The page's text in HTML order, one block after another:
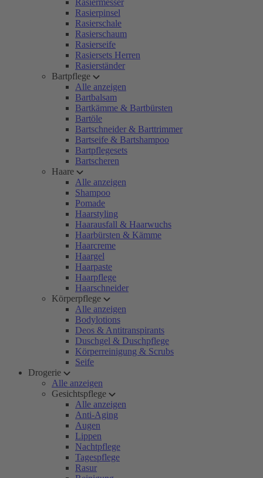
Rasiermesser
Rasierpinsel
Rasierschale
Rasierschaum
Rasierseife
Rasiersets Herren
Rasierständer
Bartpflege
Alle anzeigen
Bartbalsam
Bartkämme & Bartbürsten
Bartöle
Bartschneider & Barttrimmer
Bartseife & Bartshampoo
Bartpflegesets
Bartscheren
Haare
Alle anzeigen
Shampoo
Pomade
Haarstyling
Haarausfall & Haarwuchs
Haarbürsten & Kämme
Haarcreme
Haargel
Haarpaste
Haarpflege
Haarschneider
Körperpflege
Alle anzeigen
Bodylotions
Deos & Antitranspirants
Duschgel & Duschpflege
Körperreinigung & Scrubs
Seife
Drogerie
Alle anzeigen
Gesichtspflege
Alle anzeigen
Anti-Aging
Augen
Lippen
Nachtpflege
Tagespflege
Rasur